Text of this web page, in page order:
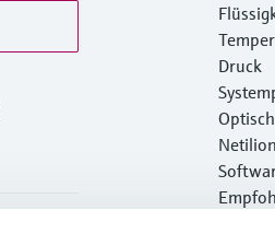
Druck